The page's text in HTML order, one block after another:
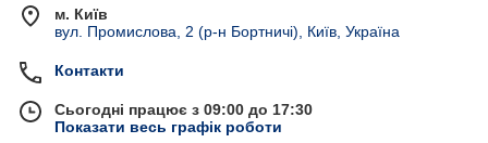
м. Київ
вул. Промислова, 2 (р-н Бортничі), Київ, Україна
Контакти
Сьогодні працює з 09:00 до 17:30
Показати весь графік роботи